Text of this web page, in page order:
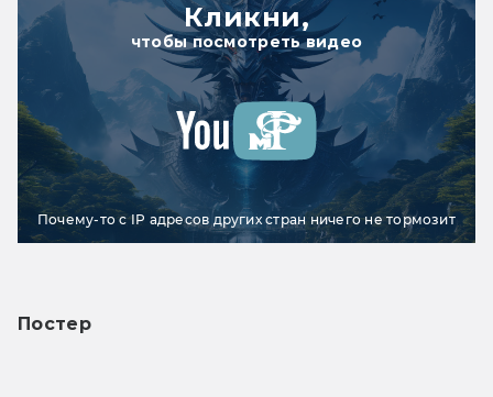
Кликни,
чтобы посмотреть видео
Почему-то с IP адресов других стран ничего не тормозит
Постер